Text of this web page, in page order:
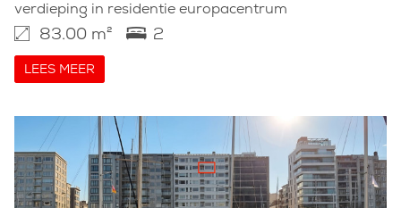
verdieping in residentie europacentrum
83.00 m² 2
LEES MEER